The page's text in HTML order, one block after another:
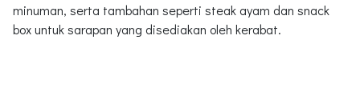
minuman, serta tambahan seperti steak ayam dan snack
box untuk sarapan yang disediakan oleh kerabat.